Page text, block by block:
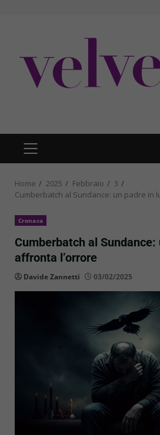
PRIMARY
MENU
Home 2025 Febbraio
3
Cumberbatch al Sundance: un padre in
Cronaca
Cumberbatch al
affronta l’orrore
Davide Zannetti 03/02/2025